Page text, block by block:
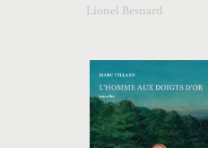
Lionel Besnard